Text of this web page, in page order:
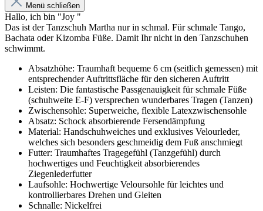
Menü schließen
Hallo, ich bin "Joy "
Das ist der Tanzschuh Martha nur in schmal. Für schmale Tango,
Bachata oder Kizomba Füße. Damit Ihr nicht in den Tanzschuhen
schwimmt.
Absatzhöhe: Traumhaft bequeme 6 cm (seitlich gemessen) mit
entsprechender Auftrittsfläche für den sicheren Auftritt
Leisten: Die fantastische Passgenauigkeit für schmale Füße
(schuhweite E-F) versprechen wunderbares Tragen (Tanzen)
Zwischensohle: Superweiche, flexible Latexzwischensohle
Absatz: Schock absorbierende Fersendämpfung
Material: Handschuhweiches und exklusives Velourleder,
welches sich besonders geschmeidig dem Fuß anschmiegt
Futter: Traumhaftes Tragegefühl (Tanzgefühl) durch
hochwertiges und Feuchtigkeit absorbierendes
Ziegenlederfutter
Laufsohle: Hochwertige Veloursohle für leichtes und
kontrollierbares Drehen und Gleiten
Schnalle: Nickelfrei